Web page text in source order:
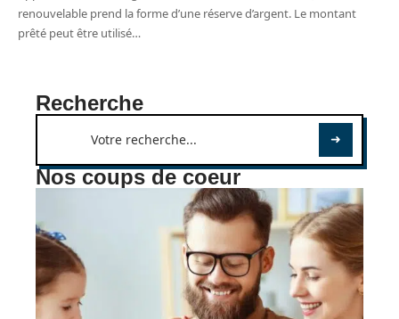
renouvelable prend la forme d’une réserve d’argent. Le montant
prêté peut être utilisé…
Recherche
Nos coups de coeur